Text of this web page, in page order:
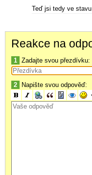
Teď jsi tedy ve
Reakce na
1 Zadajte svou přezdívku:
2 Napište svou odpověď: